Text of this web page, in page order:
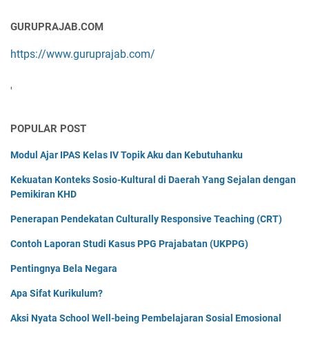
GURUPRAJAB.COM
https://www.guruprajab.com/
'
POPULAR POST
Modul Ajar IPAS Kelas IV Topik Aku dan Kebutuhanku
Kekuatan Konteks Sosio-Kultural di Daerah Yang Sejalan dengan
Pemikiran KHD
Penerapan Pendekatan Culturally Responsive Teaching (CRT)
Contoh Laporan Studi Kasus PPG Prajabatan (UKPPG)
Pentingnya Bela Negara
Apa Sifat Kurikulum?
Aksi Nyata School Well-being Pembelajaran Sosial Emosional